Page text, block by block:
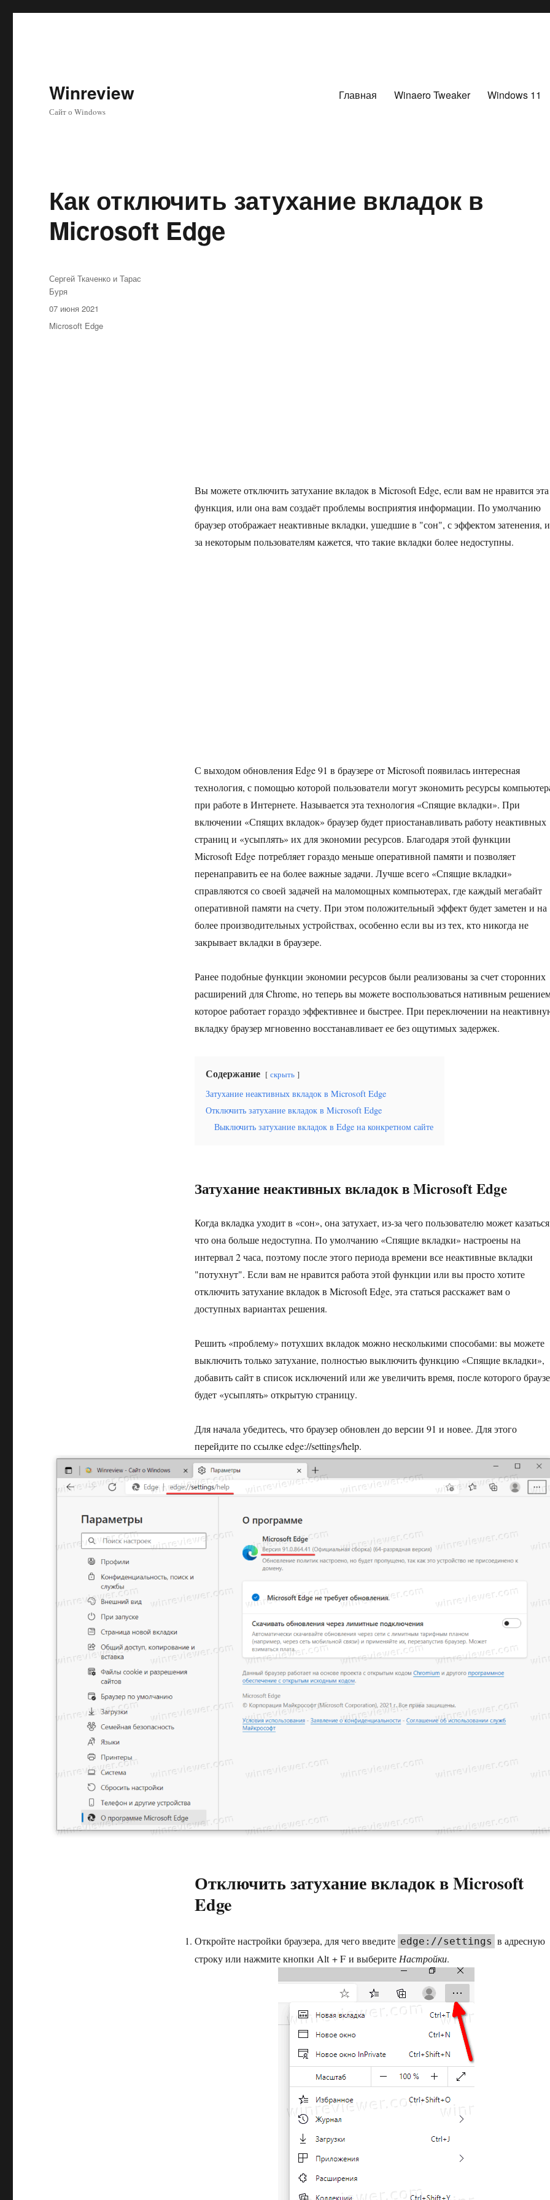
Winreview
Сайт о Windows
Главная Winaero Tweaker Windows 11
Как отключить затухание вкладок в
Microsoft Edge
Вы можете отключить затухание вкладок в Microsoft Edge, если вам не нравится эта
функция, или она вам создаёт проблемы восприятия информации. По умолчанию
браузер отображает неактивные вкладки, ушедшие в "сон", с эффектом затенения,
за некоторым пользователям кажется, что такие вкладки более недоступны.
С выходом обновления Edge 91 в браузере от Microsoft появилась интересная
технология, с помощью которой пользователи могут экономить ресурсы
при работе в Интернете. Называется эта технология «Спящие вкладки». При
включении «Спящих вкладок» браузер будет приостанавливать работу неактивных
страниц и «усыплять» их для экономии ресурсов. Благодаря этой функции
Microsoft Edge потребляет гораздо меньше оперативной памяти и позволяет
перенаправить ее на более важные задачи. Лучше всего «Спящие вкладки»
справляются со своей задачей на маломощных компьютерах, где каждый мегабайт
оперативной памяти на счету. При этом положительный эффект будет заметен и на
более производительных устройствах, особенно если вы из тех, кто никогда не
закрывает вкладки в браузере.
Ранее подобные функции экономии ресурсов были реализованы за счет сторонних
расширений для Chrome, но теперь вы можете воспользоваться нативным
которое работает гораздо эффективнее и быстрее. При переключении на
вкладку браузер мгновенно восстанавливает ее без ощутимых задержек.
Содержание скрыть
Затухание неактивных вкладок в Microsoft Edge
Отключить затухание вкладок в Microsoft Edge
Выключить затухание вкладок в Edge на конкретном сайте
Затухание неактивных вкладок в Microsoft Edge
Когда вкладка уходит в «сон», она затухает, из-за чего пользователю может
что она больше недоступна. По умолчанию «Спящие вкладки» настроены на
интервал 2 часа, поэтому после этого периода времени все неактивные вкладки
"потухнут". Если вам не нравится работа этой функции или вы просто хотите
отключить затухание вкладок в Microsoft Edge, эта статься расскажет вам о
доступных вариантах решения.
Решить «проблему» потухших вкладок можно несколькими способами: вы можете
выключить только затухание, полностью выключить функцию «Спящие вкладки»,
добавить сайт в список исключений или же увеличить время, после которого
будет «усыплять» открытую страницу.
Для начала убедитесь, что браузер обновлен до версии 91 и новее. Для этого
перейдите по ссылке edge://settings/help.
Отключить затухание вкладок в Microsoft
Edge
Откройте настройки браузера, для чего введите edge://settings в адресную
строку или нажмите кнопки Alt + F и выберите Настройки.
Автор
Сергей Ткаченко и Тарас
Буря
Опубликовано
07 июня 2021
Рубрики
Microsoft Edge